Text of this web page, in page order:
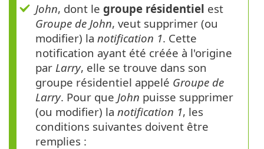
John, dont le groupe résidentiel est
Groupe de John, veut supprimer (ou
modifier) la notification 1. Cette
notification ayant été créée à l'origine
par Larry, elle se trouve dans son
groupe résidentiel appelé Groupe de
Larry. Pour que John puisse supprimer
(ou modifier) la notification 1, les
conditions suivantes doivent être
remplies :